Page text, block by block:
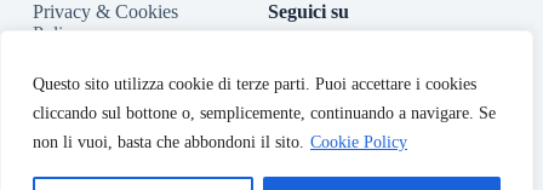
Questo sito utilizza cookie di terze parti. Puoi accettare i cookies
cliccando sul bottone o, semplicemente, continuando a navigare. Se
non li vuoi, basta che abbondoni il sito. Cookie Policy
Privacy & Cookies
Policy
Accessibilità
Seguici su